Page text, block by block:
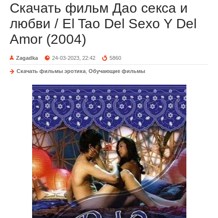
Скачать фильм Дао секса и
любви / El Tao Del Sexo Y Del
Amor (2004)
Zagadka 24-03-2023, 22:42 5860
Скачать фильмы эротика Обучающие фильмы